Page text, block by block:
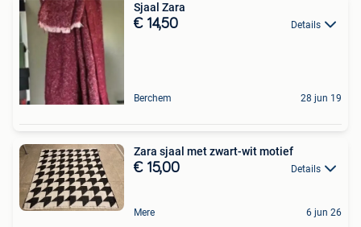
Sjaal Zara
€ 14,50 Details
Berchem 28 jun 19
Zara sjaal met zwart-wit motief
€ 15,00 Details
Mere 6 jun 26